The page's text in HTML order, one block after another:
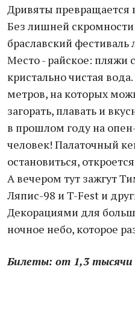
Дривяты превращается
Без лишней
браславский
Место - райское: пляжи
кристально чистая
метров, на которых
загорать, плавать и
в прошлом году на
человек! Палаточный
остановиться,
А вечером тут зажгут
Ляпис-98 и T-Fest и
Декорациями для
ночное небо, которое
Билеты: от 1,3 тысячи